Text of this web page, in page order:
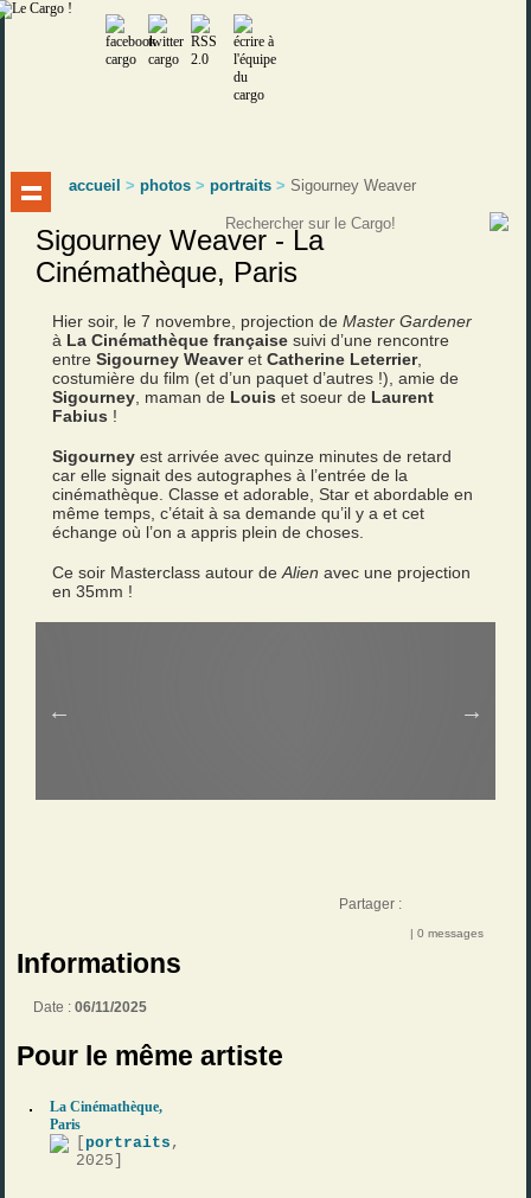
accueil >photos >portraits >Sigourney Weaver
Sigourney Weaver - La
Cinémathèque, Paris
Hier soir, le 7 novembre, projection deMaster Gardener
à La Cinémathèque française suivi d’une rencontre
entreSigourney WeaveretCatherine Leterrier,
costumière du film (et d’un paquet d’autres !), amie de
Sigourney , maman de Louiset soeur de Laurent
Fabius !
Sigourneyest arrivée avec quinze minutes de retard
car elle signait des autographes à l’entrée de la
cinémathèque. Classe et adorable, Star et abordable en
même temps, c’était à sa demande qu’il y a et cet
échange où l’on a appris plein de choses.
Ce soir Masterclass autour deAlienavec une projection
en 35mm !
Partager :
| 0 messages
Informations
Date :06/11/2025
Pour le même artiste
La Cinémathèque,
Paris
portraits ,
2025]